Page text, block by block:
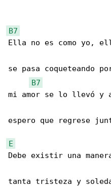
B7
Ella no es como yo,
se pasa coqueteando
B7
mi amor se lo llevó y a
espero que regrese
E
Debe existir una
tanta tristeza y